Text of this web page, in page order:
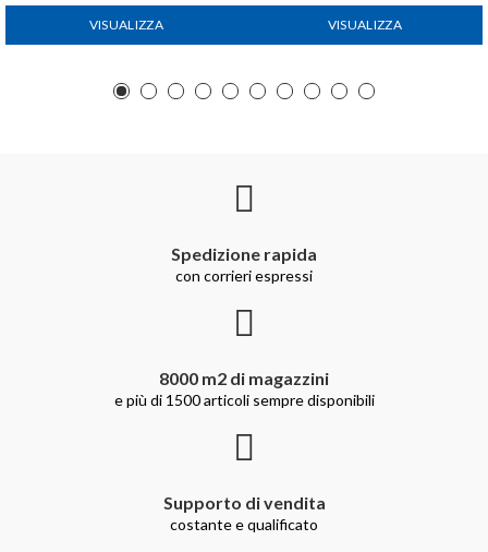
VISUALIZZA VISUALIZZA
Spedizione rapida
con corrieri espressi
8000 m2 di magazzini
e più di 1500 articoli sempre disponibili
Supporto di vendita
costante e qualificato